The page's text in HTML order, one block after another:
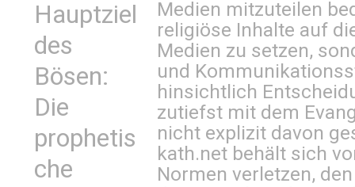
Hauptziel
des
Bösen:
Die
prophetis
che
Medien mitzuteilen
religiöse Inhalte auf
Medien zu setzen,
und
hinsichtlich
zutiefst mit dem
nicht explizit davon
kath.net behält sich
Normen verletzen,